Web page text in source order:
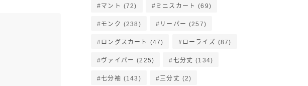
マント (72) ミニスカート (69)
モンク (238) リーパー (257)
ロングスカート (47) ローライズ (87)
ヴァイパー (225) 七分丈 (134)
七分袖 (143) 三分丈 (2)